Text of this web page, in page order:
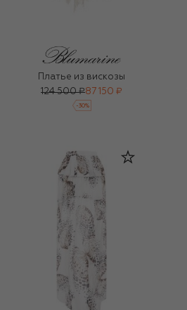
Платье из вискозы
124 500 ₽87 150 ₽
-30%